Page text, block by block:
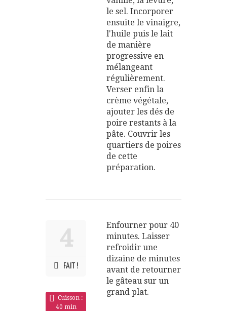
le sel. Incorporer
ensuite le vinaigre,
l'huile puis le lait
de manière
progressive en
mélangeant
régulièrement.
Verser enfin la
crème végétale,
ajouter les dés de
poire restants à la
pâte. Couvrir les
quartiers de poires
de cette
préparation.
4
FAIT !
Cuisson :
40 min
Enfourner pour 40
minutes. Laisser
refroidir une
dizaine de minutes
avant de retourner
le gâteau sur un
grand plat.